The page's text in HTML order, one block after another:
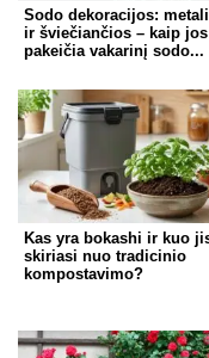
Sodo dekoracijos:
ir šviečiančios – kaip jos
pakeičia vakarinį sodo...
Kas yra bokashi ir kuo
skiriasi nuo tradicinio
kompostavimo?